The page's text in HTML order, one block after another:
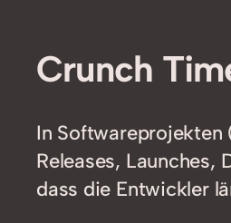
Crunch
In Softwareprojekten
Releases,
dass die Entwickler